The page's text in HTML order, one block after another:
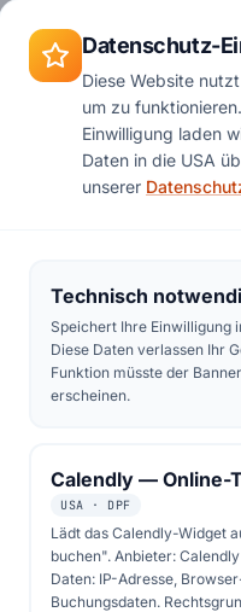
Zum Hauptinhalt springen
Podcast Folge 11
Datenschutz-
Diese Website
um zu
Einwilligung laden
Daten in die USA
unserer
Technisch
Speichert Ihre Einwilligung
Diese Daten verlassen Ihr
Funktion müsste der
erscheinen.
Calendly — Online-
USA · DPF
Lädt das Calendly-Widget
buchen". Anbieter:
Daten: IP-Adresse,
Buchungsdaten.